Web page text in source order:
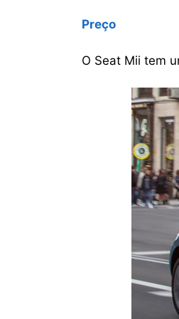
Preço
O Seat Mii tem